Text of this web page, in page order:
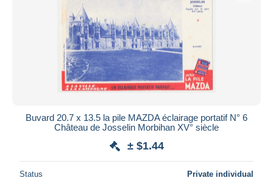
Buvard 20.7 x 13.5 la pile MAZDA éclairage portatif N° 6
Château de Josselin Morbihan XV° siècle
± $1.44
Status Private individual